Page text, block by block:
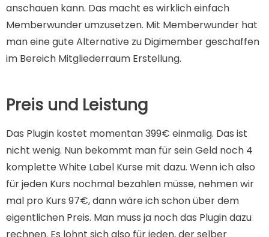
anschauen kann. Das macht es wirklich einfach
Memberwunder umzusetzen. Mit Memberwunder hat
man eine gute Alternative zu Digimember geschaffen
im Bereich Mitgliederraum Erstellung.
Preis und Leistung
Das Plugin kostet momentan 399€ einmalig. Das ist
nicht wenig. Nun bekommt man für sein Geld noch 4
komplette White Label Kurse mit dazu. Wenn ich also
für jeden Kurs nochmal bezahlen müsse, nehmen wir
mal pro Kurs 97€, dann wäre ich schon über dem
eigentlichen Preis. Man muss ja noch das Plugin dazu
rechnen. Es lohnt sich also für jeden, der selber